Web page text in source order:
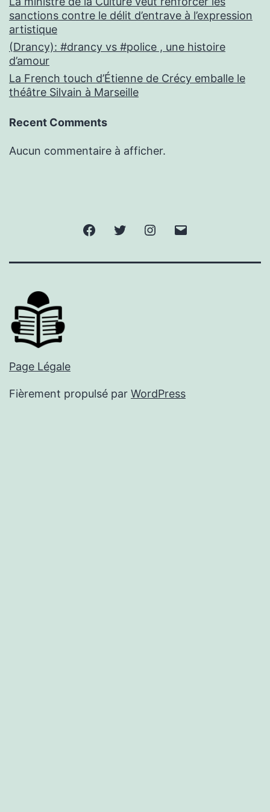
sanctions contre le délit d’entrave à l’expression
artistique
(Drancy): #drancy vs #police , une histoire
d’amour
La French touch d’Étienne de Crécy emballe le
théâtre Silvain à Marseille
Recent Comments
Aucun commentaire à afficher.
FacebookTwitter Instagram
Page Légale
Fièrement propulsé par WordPress